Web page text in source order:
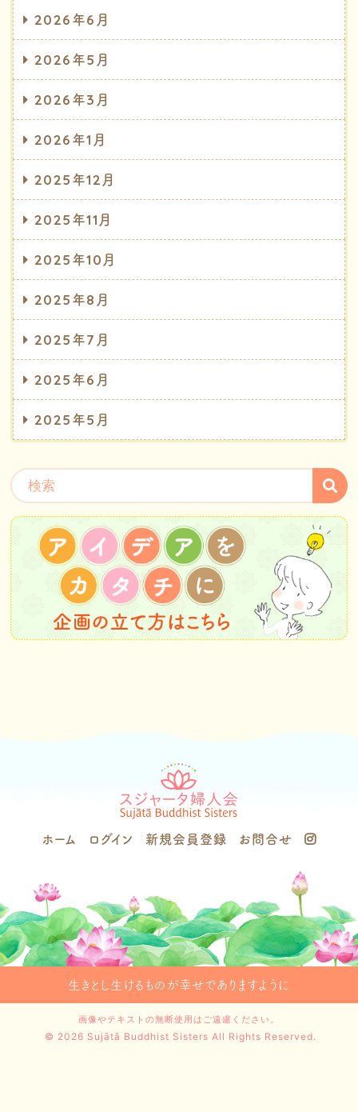
2026年6月
2026年5月
2026年3月
2026年1月
2025年12月
2025年11月
2025年10月
2025年8月
2025年7月
2025年6月
2025年5月
ホーム ログイン 新規会員登録 お問合せ
生きとし生けるものが幸せでありますように
画像やテキストの無断使用はご遠慮ください。
© 2026 Sujātā Buddhist Sisters All Rights Reserved.